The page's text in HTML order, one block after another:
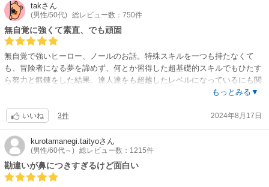
takさん
(男性/50代) 総レビュー数：750件
無自覚に強くて素直、でも頑固
無自覚で強いヒーロー、ノールのお話。特殊スキルを一つも持たなくて
も、冒険者になる夢を諦めず、何とか習得した超基礎的スキルでもひたす
ら努力と鍛錬をした結果、達人達をも超越したレベルになっているにも関
わらず、比較対象が無かったので自分の事を最低ランクの冒険者と信じて
のか気になる所。他の無自覚モノは露骨過ぎてちょっとウザい所がありま
すが、この話はそう言う所がありません。きっと彼が素直だから。ヒロイ
ンのレインもイネスも魅力的。アニメも面白いです。
もっとみる▼
いいね 3件 2024年8月17日
kurotamanegi.taityoさん
(男性/60代～) 総レビュー数：1215件
勘違いが鼻につきすぎるけど面白い